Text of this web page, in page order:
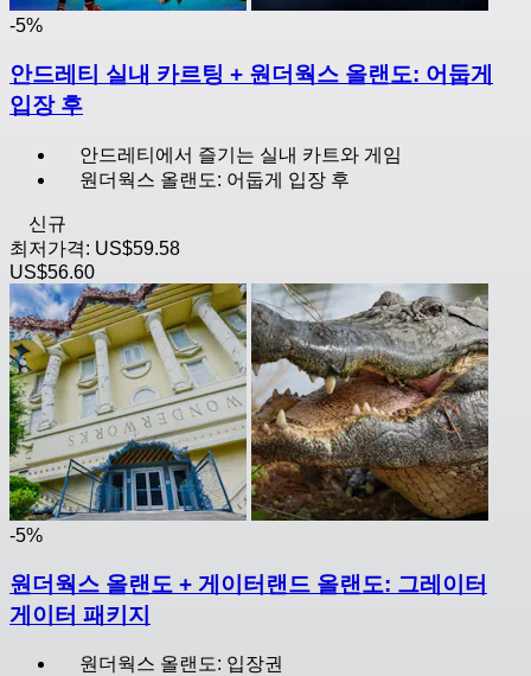
-5%
안드레티 실내 카르팅 + 원더웍스 올랜도: 어둡게
입장 후
안드레티에서 즐기는 실내 카트와 게임
원더웍스 올랜도: 어둡게 입장 후
신규
최저가격: US$59.58
US$56.60
-5%
원더웍스 올랜도 + 게이터랜드 올랜도: 그레이터
게이터 패키지
원더웍스 올랜도: 입장권